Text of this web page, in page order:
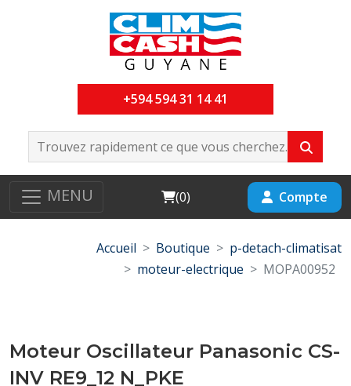
+594 594 31 14 41
MENU Cart
(0) Compte
Accueil Boutique
p-detach-climatisat
moteur-electrique
MOPA00952
Moteur Oscillateur Panasonic CS-
INV RE9_12 N_PKE